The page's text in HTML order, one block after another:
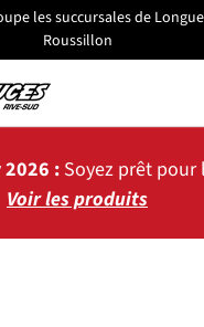
les succursales de
Roussillon
2026 :Soyez prêt
Voir les produits